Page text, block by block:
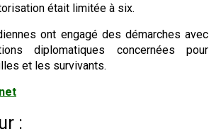
était limitée à six.
ont engagé des démarches avec
diplomatiques concernées pour
et les survivants.
: